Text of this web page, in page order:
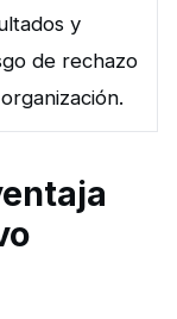
y
de rechazo